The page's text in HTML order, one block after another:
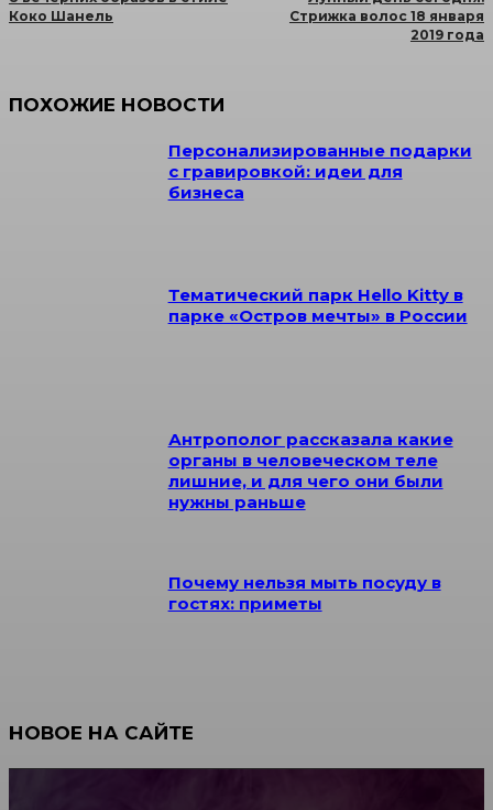
Коко Шанель
Стрижка волос 18 января
2019 года
ПОХОЖИЕ НОВОСТИ
Персонализированные подарки
с гравировкой: идеи для
бизнеса
Тематический парк Hello Kitty в
парке «Остров мечты» в России
Антрополог рассказала какие
органы в человеческом теле
лишние, и для чего они были
нужны раньше
Почему нельзя мыть посуду в
гостях: приметы
НОВОЕ НА САЙТЕ